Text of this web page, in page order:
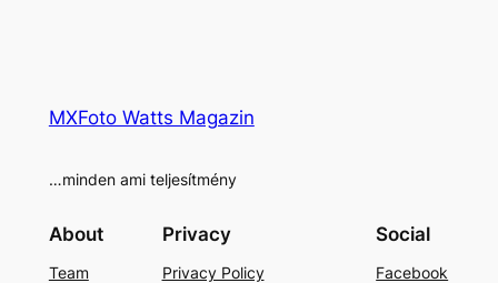
MXFoto Watts Magazin
…minden ami teljesítmény
About
Team
Privacy
Privacy Policy
Social
Facebook